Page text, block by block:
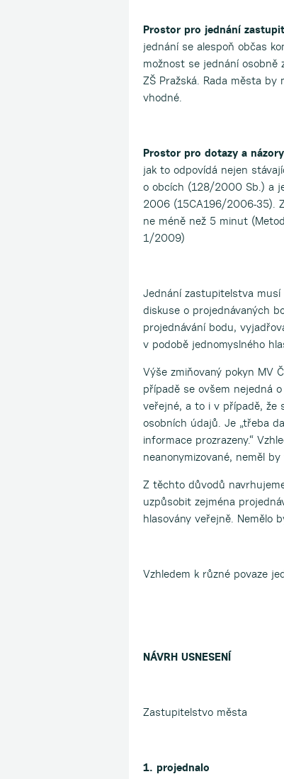
Prostor pro jednání
jednání se alespoň občas
možnost se jednání
ZŠ Pražská. Rada města
vhodné.
Prostor pro dotazy a
jak to odpovídá nejen
o obcích (128/2000 Sb.) a
2006 (15CA196/2006-35).
ne méně než 5 minut
1/2009)
Jednání zastupitelstva
diskuse o projednávaných
projednávání bodu,
v podobě jednomyslného
Výše zmiňovaný pokyn MV
případě se ovšem nejedná
veřejné, a to i v případě, že
osobních údajů. Je „třeba
informace prozrazeny.“
neanonymizované, neměl
Z těchto důvodů
uzpůsobit zejména
hlasovány veřejně. Nemělo
Vzhledem k různé povaze
NÁVRH USNESENÍ
Zastupitelstvo města
1. projednalo